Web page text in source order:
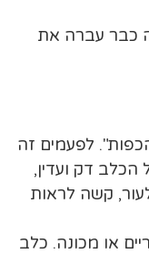
כבר עברה את
לפעמים זה
דק ועדין,
קשה לראות
או מכונה. כלב